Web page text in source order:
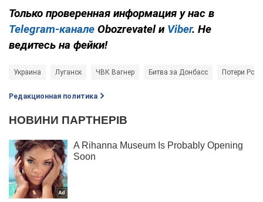
Только проверенная информация у нас в
Telegram-канале Obozrevatel и Viber. Не
ведитесь на фейки!
Украина Луганск ЧВК Вагнер Битва за Донбасс Потери
Редакционная политика